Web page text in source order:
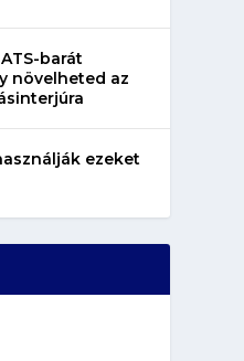
barát
növelheted az
ezeket